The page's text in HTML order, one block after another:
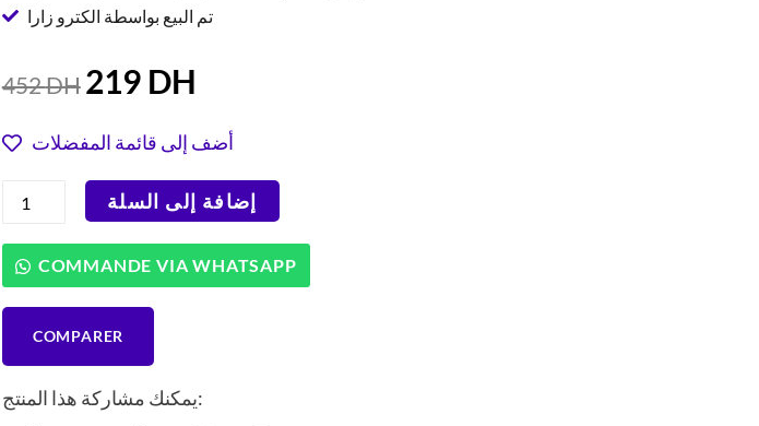
تم البيع بواسطة الكترو زارا
452DH
السعر
الأصلي
هو:
219 DH
هو:
أضف إلى قائمة المفضلات
مجفف
Hausberg
HB-
إضافة إلى السلة
COMMANDE VIA WHATSAPP
COMPARER
يمكنك مشاركة هذا المنتج: